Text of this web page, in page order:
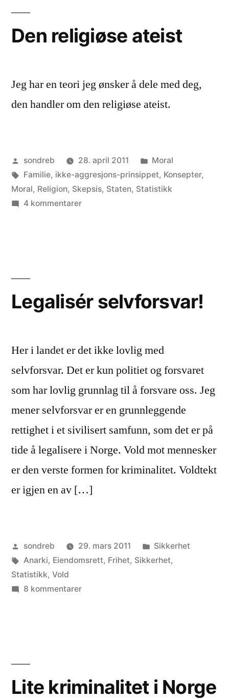
Den religiøse ateist
Jeg har en teori jeg ønsker å dele med deg,
den handler om den religiøse ateist.
Publisert
av
sondreb 28. april 2011
Publisert
i
Moral
Stikkord:
Familie, ikke-aggresjons-prinsippet, Konsepter,
Moral, Religion, Skepsis, Staten, Statistikk
4 kommentarertil
Legalisér selvforsvar!
Her i landet er det ikke lovlig med
selvforsvar. Det er kun politiet og forsvaret
som har lovlig grunnlag til å forsvare oss. Jeg
mener selvforsvar er en grunnleggende
rettighet i et sivilisert samfunn, som det er på
tide å legalisere i Norge. Vold mot mennesker
er den verste formen for kriminalitet. Voldtekt
er igjen en av […]
Publisert
av
sondreb 29. mars 2011
Publisert
i
Sikkerhet
Stikkord:
Anarki, Eiendomsrett, Frihet, Sikkerhet,
Statistikk, Vold
8 kommentarertil
Lite kriminalitet i Norge